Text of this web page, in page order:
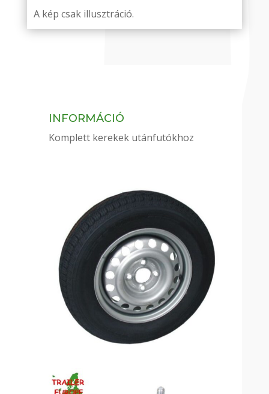
A kép csak illusztráció.
INFORMÁCIÓ
Komplett kerekek utánfutókhoz